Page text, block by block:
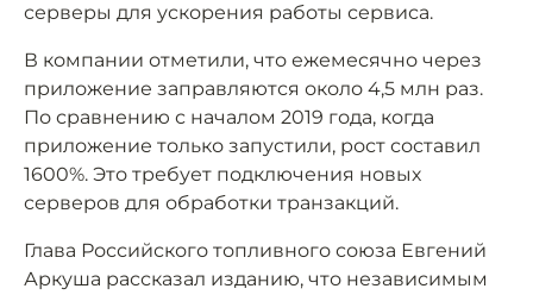
серверы для ускорения работы сервиса.
В компании отметили, что ежемесячно через
приложение заправляются около 4,5 млн раз.
По сравнению с началом 2019 года, когда
приложение только запустили, рост составил
1600%. Это требует подключения новых
серверов для обработки транзакций.
Глава Российского топливного союза Евгений
Аркуша рассказал изданию, что независимым